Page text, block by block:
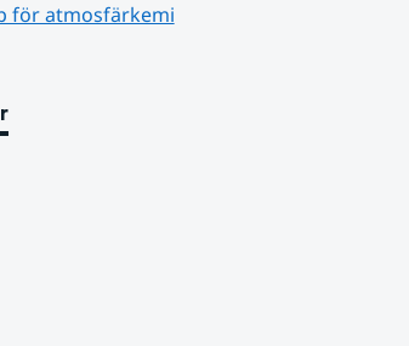
för atmosfärkemi
till annan webbplats.
till annan webbplats.